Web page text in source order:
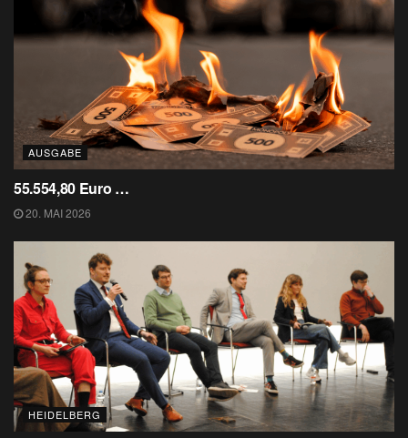
AUSGABE
55.554,80 Euro …
20. MAI 2026
HEIDELBERG